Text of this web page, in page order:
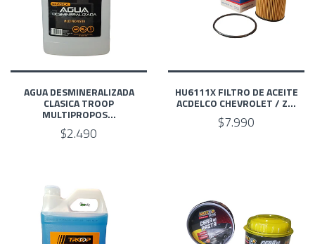
AGUA DESMINERALIZADA
CLASICA TROOP
MULTIPROPOS...
$2.490
HU6111X FILTRO DE ACEITE
ACDELCO CHEVROLET / Z...
$7.990